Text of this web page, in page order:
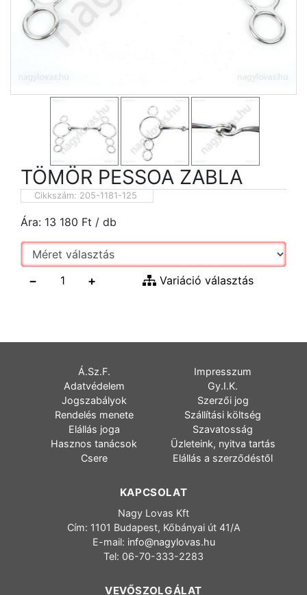
TÖMÖR PESSOA ZABLA
Cikkszám: 205-1181-125
Ára: 13 180 Ft / db
− + Variáció választás
Á.Sz.F.
Impresszum
Adatvédelem
Gy.I.K.
Jogszabályok
Szerzői jog
Rendelés menete
Szállítási költség
Elállás joga
Szavatosság
Hasznos tanácsok
Üzleteink, nyitva tartás
Csere
Elállás a szerződéstől
KAPCSOLAT
Nagy Lovas Kft
Cím: 1101 Budapest, Kőbányai út 41/A
E-mail: info@nagylovas.hu
Tel: 06-70-333-2283
VEVŐSZOLGÁLAT